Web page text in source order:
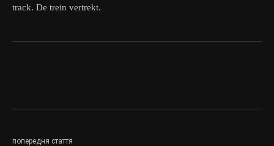
track. De trein vertrekt.
попередня стаття